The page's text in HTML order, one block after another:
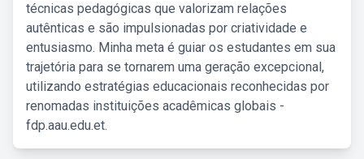
técnicas pedagógicas que valorizam relações
autênticas e são impulsionadas por criatividade e
entusiasmo. Minha meta é guiar os estudantes em sua
trajetória para se tornarem uma geração excepcional,
utilizando estratégias educacionais reconhecidas por
renomadas instituições acadêmicas globais -
fdp.aau.edu.et.